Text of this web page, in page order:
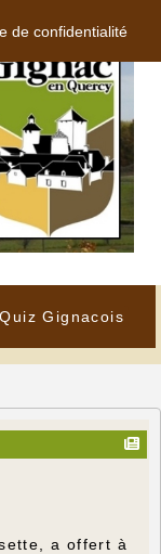
Quiz Gignacois
a offert à
de confidentialité